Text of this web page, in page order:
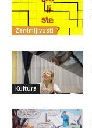
Zanimljivosti
Kultura